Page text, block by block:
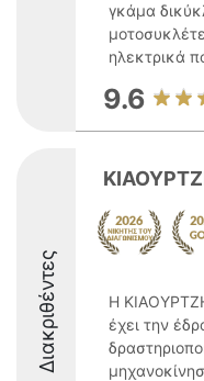
γκάμα
ηλεκτρικά
9.6
Διακριθέντες
Η
έχει την